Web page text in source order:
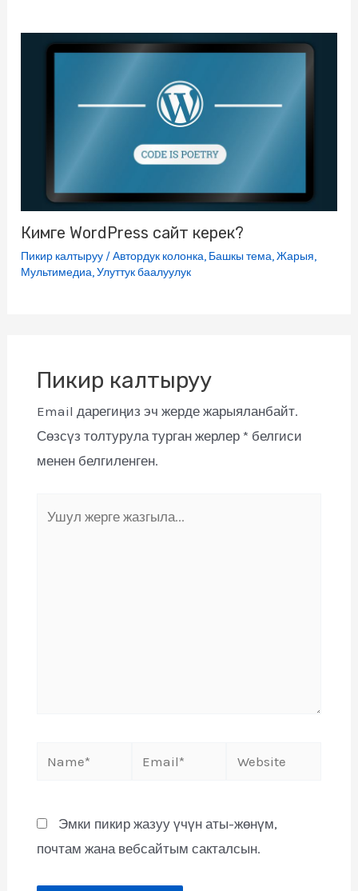
Кимге WordPress сайт керек?
Пикир калтыруу /Автордук колонка, Башкы тема,Жарыя,
Мультимедиа,Улуттук баалуулук
Пикир калтыруу
Email дарегиңиз эч жерде жарыяланбайт.
Сөзсүз толтурула турган жерлер * белгиси
менен белгиленген.
Эмки пикир жазуу үчүн аты-жөнүм,
почтам жана вебсайтым сакталсын.